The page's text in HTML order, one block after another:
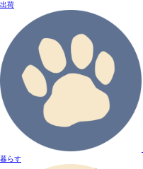
出荷
暮らす